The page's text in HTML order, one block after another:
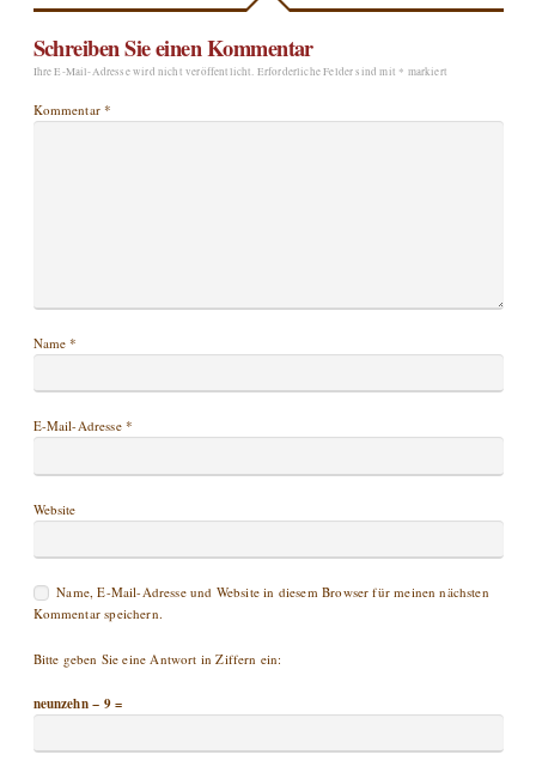
Schreiben Sie einen Kommentar
Ihre E-Mail-Adresse wird nicht veröffentlicht. Erforderliche Felder sind mit * markiert
Kommentar*
Name*
E-Mail-Adresse*
Website
Name, E-Mail-Adresse und Website in diesem Browser für meinen nächsten
Kommentar speichern.
Bitte geben Sie eine Antwort in Ziffern ein:
neunzehn − 9 =